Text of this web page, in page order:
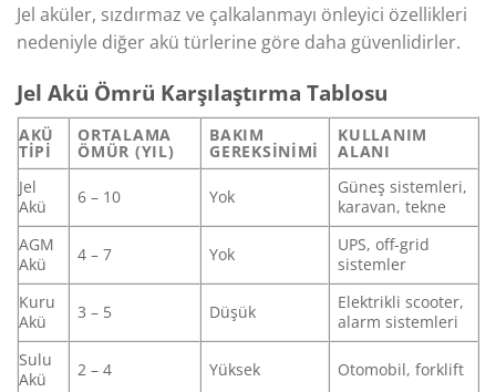
Jel aküler, sızdırmaz ve çalkalanmayı önleyici özellikleri
nedeniyle diğer akü türlerine göre daha güvenlidirler.
Jel Akü Ömrü Karşılaştırma Tablosu
AKÜ
TIPI
ORTALAMA
ÖMÜR (YIL)
BAKIM
GEREKSINIMI
KULLANIM
ALANI
Jel
Akü
6 – 10 Yok
Güneş sistemleri,
karavan, tekne
AGM
Akü
4 – 7 Yok
UPS, off-grid
sistemler
Kuru
Akü
3 – 5 Düşük
Elektrikli scooter,
alarm sistemleri
Sulu
Akü
2 – 4 Yüksek Otomobil, forklift